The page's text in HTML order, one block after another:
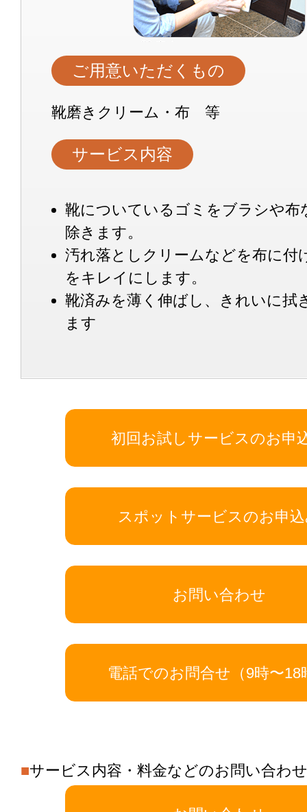
ご用意いただくもの
靴磨きクリーム・布 等
サービス内容
靴についているゴミをブラシや布
除きます。
汚れ落としクリームなどを布に付
をキレイにします。
靴済みを薄く伸ばし、きれいに拭
ます
初回お試しサービスのお申
スポットサービスのお申
お問い合わせ
電話でのお問合せ（9時〜18
■サービス内容・料金などのお問い合わ